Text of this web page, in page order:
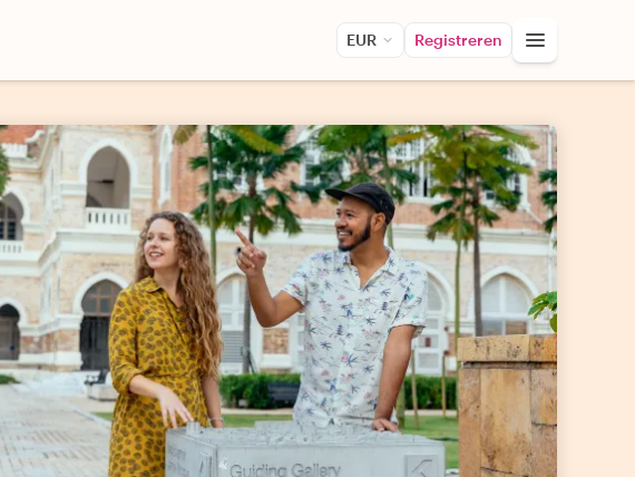
EUR Registreren